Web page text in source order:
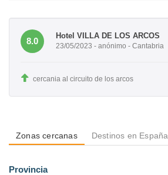
8.0
Hotel VILLA DE LOS ARCOS
23/05/2023 - anónimo - Cantabria
cercania al circuito de los arcos
Zonas cercanas Destinos en España
Provincia